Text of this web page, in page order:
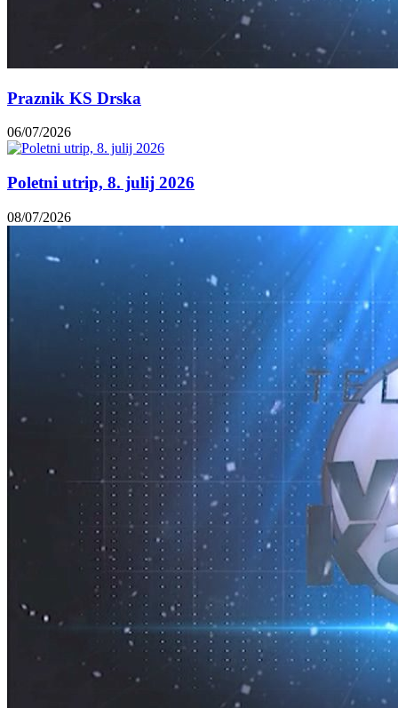
Praznik KS Drska
06/07/2026
Poletni utrip, 8. julij 2026
08/07/2026